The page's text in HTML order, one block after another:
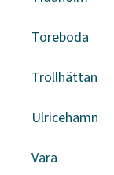
Töreboda
Trollhättan
Ulricehamn
Vara